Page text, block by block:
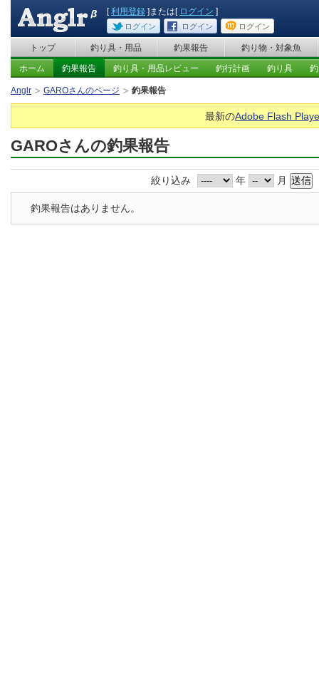
[利用登録 ]または[ ログイン ]
ログイン ログイン ログイン
トップ 釣り具・用品 釣果報告 釣り物・対象魚
ホーム 釣果報告 釣り具・用品レビュー 釣行計画 釣り具
Anglr GAROさんのページ 釣果報告
最新のAdobe Flash
GAROさんの釣果報告
絞り込み 年 月
釣果報告はありません。